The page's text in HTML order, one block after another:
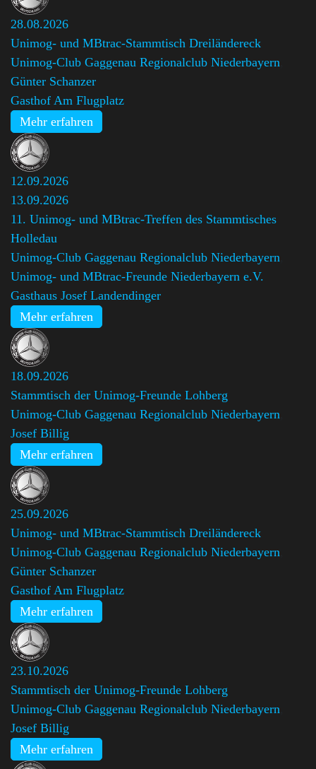
28.08.2026
Unimog- und MBtrac-Stammtisch Dreiländereck
Unimog-Club Gaggenau Regionalclub Niederbayern
Günter Schanzer
Gasthof Am Flugplatz
Mehr erfahren
12.09.2026
13.09.2026
11. Unimog- und MBtrac-Treffen des Stammtisches
Holledau
Unimog-Club Gaggenau Regionalclub Niederbayern
Unimog- und MBtrac-Freunde Niederbayern e.V.
Gasthaus Josef Landendinger
Mehr erfahren
18.09.2026
Stammtisch der Unimog-Freunde Lohberg
Unimog-Club Gaggenau Regionalclub Niederbayern
Josef Billig
Mehr erfahren
25.09.2026
Unimog- und MBtrac-Stammtisch Dreiländereck
Unimog-Club Gaggenau Regionalclub Niederbayern
Günter Schanzer
Gasthof Am Flugplatz
Mehr erfahren
23.10.2026
Stammtisch der Unimog-Freunde Lohberg
Unimog-Club Gaggenau Regionalclub Niederbayern
Josef Billig
Mehr erfahren